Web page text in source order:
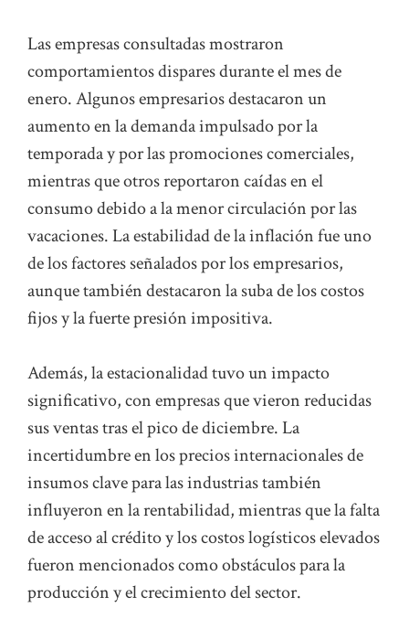
Las empresas consultadas mostraron
comportamientos dispares durante el mes de
enero. Algunos empresarios destacaron un
aumento en la demanda impulsado por la
temporada y por las promociones comerciales,
mientras que otros reportaron caídas en el
consumo debido a la menor circulación por las
vacaciones. La estabilidad de la inflación fue uno
de los factores señalados por los empresarios,
aunque también destacaron la suba de los costos
fijos y la fuerte presión impositiva.
Además, la estacionalidad tuvo un impacto
significativo, con empresas que vieron reducidas
sus ventas tras el pico de diciembre. La
incertidumbre en los precios internacionales de
insumos clave para las industrias también
influyeron en la rentabilidad, mientras que la falta
de acceso al crédito y los costos logísticos elevados
fueron mencionados como obstáculos para la
producción y el crecimiento del sector.